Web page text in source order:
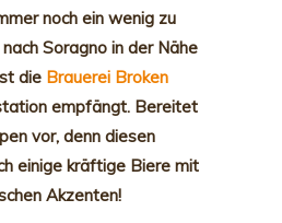
noch ein wenig zu
Soragno in der Nähe
die Brauerei Broken
empfängt. Bereitet
vor, denn diesen
einige kräftige Biere mit
Akzenten!